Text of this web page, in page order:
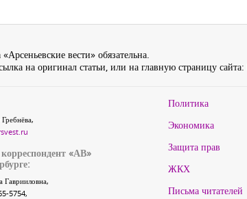
вести» обязательна.
на оригинал статьи, или на главную страницу сайта:
«АВ»
Гаврииловна,
5754,
Политика
Экономика
Защита прав
ЖКХ
Письма читателей